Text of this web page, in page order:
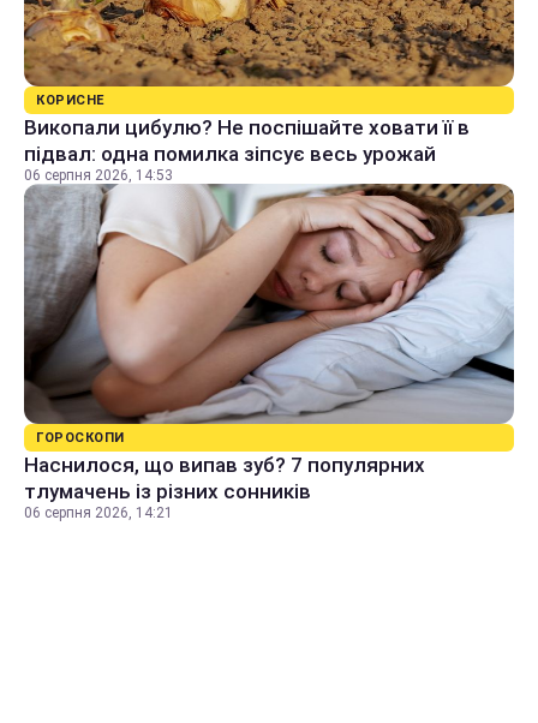
КОРИСНЕ
Викопали цибулю? Не поспішайте ховати її в
підвал: одна помилка зіпсує весь урожай
06 серпня 2026, 14:53
ГОРОСКОПИ
Наснилося, що випав зуб? 7 популярних
тлумачень із різних сонників
06 серпня 2026, 14:21